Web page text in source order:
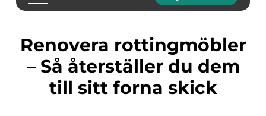
Renovera rottingmöbler
– Så återställer du dem
till sitt forna skick